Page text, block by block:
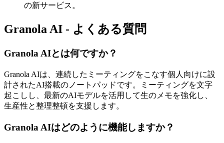
の新サービス。
Granola AI - よくある質問
Granola AIとは何ですか？
Granola AIは、連続したミーティングをこなす個人向けに設
計されたAI搭載のノートパッドです。ミーティングを文字
起こしし、最新のAIモデルを活用して生のメモを強化し、
生産性と整理整頓を支援します。
Granola AIはどのように機能しますか？